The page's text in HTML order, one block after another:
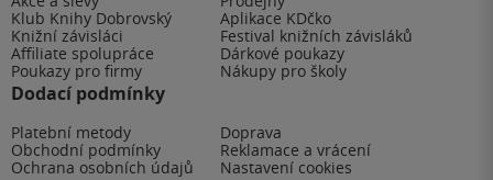
Klub Knihy Dobrovský
Aplikace KDčko
Knižní závisláci
Festival knižních závisláků
Affiliate spolupráce
Dárkové poukazy
Poukazy pro firmy
Nákupy pro školy
Dodací podmínky
Platební metody
Doprava
Obchodní podmínky
Reklamace a vrácení
Ochrana osobních údajů
Nastavení cookies